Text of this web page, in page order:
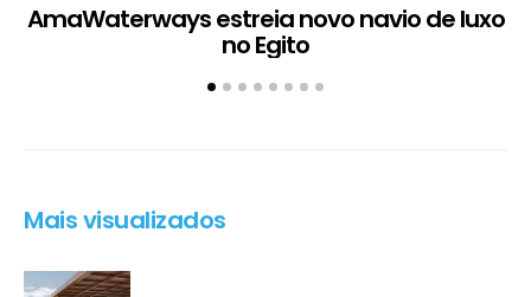
AmaWaterways estreia novo navio de luxo
no Egito
Mais visualizados